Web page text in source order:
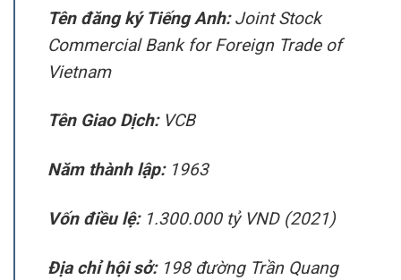
Tên đăng ký Tiếng Anh:Joint Stock
Commercial Bank for Foreign Trade of
Vietnam
Tên Giao Dịch:VCB
Năm thành lập:1963
Vốn điều lệ:1.300.000 tỷ VND (2021)
Địa chỉ hội sở: 198 đường Trần Quang